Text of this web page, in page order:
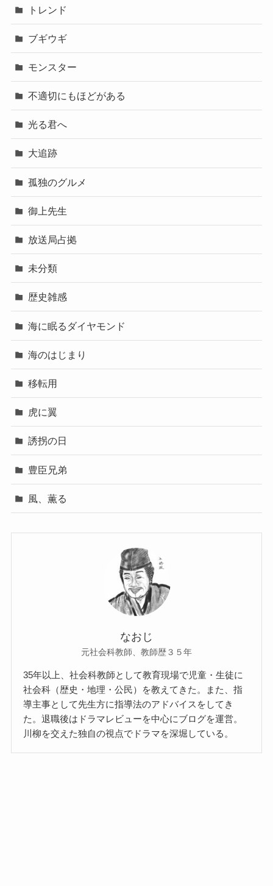
トレンド
ブギウギ
モンスター
不適切にもほどがある
光る君へ
大追跡
孤独のグルメ
御上先生
放送局占拠
未分類
歴史雑感
海に眠るダイヤモンド
海のはじまり
移転用
虎に翼
誘拐の日
豊臣兄弟
風、薫る
なおじ
元社会科教師、教師歴３５年
35年以上、社会科教師として教育現場で児童・生徒に
社会科（歴史・地理・公民）を教えてきた。また、指
導主事として先生方に指導法のアドバイスをしてき
た。退職後はドラマレビューを中心にブログを運営。
川柳を交えた独自の視点でドラマを深堀している。